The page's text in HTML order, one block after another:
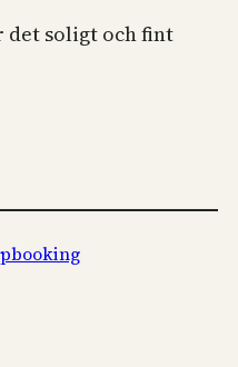
det soligt och fint